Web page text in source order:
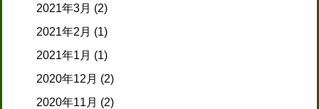
2021年3月 (2)
2021年2月 (1)
2021年1月 (1)
2020年12月 (2)
2020年11月 (2)